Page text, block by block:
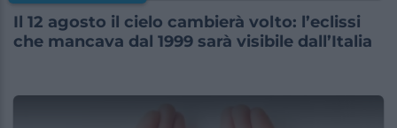
Il 12 agosto il cielo cambierà volto: l’eclissi
che mancava dal 1999 sarà visibile dall’Italia